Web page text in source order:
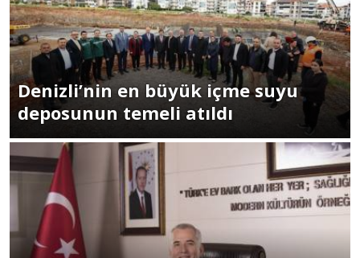
Denizli’nin en büyük içme suyu
deposunun temeli atıldı